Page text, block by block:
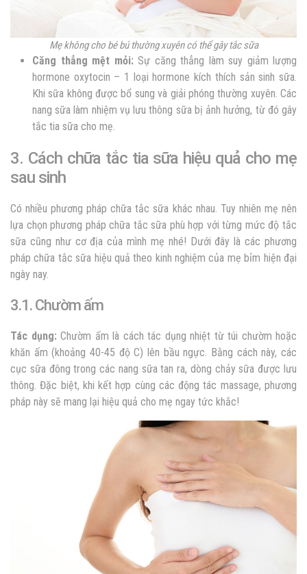
Mẹ không cho bé bú thường xuyên có thể gây tắc sữa
Căng thẳng mệt mỏi: Sự căng thẳng làm suy giảm lượng
hormone oxytocin – 1 loại hormone kích thích sản sinh sữa.
Khi sữa không được bổ sung và giải phóng thường xuyên. Các
nang sữa làm nhiệm vụ lưu thông sữa bị ảnh hưởng, từ đó gây
tắc tia sữa cho mẹ.
3. Cách chữa tắc tia sữa hiệu quả cho mẹ
sau sinh
Có nhiều phương pháp chữa tắc sữa khác nhau. Tuy nhiên mẹ nên
lựa chọn phương pháp chữa tắc sữa phù hợp với từng mức độ tắc
sữa cũng như cơ địa của mình mẹ nhé! Dưới đây là các phương
pháp chữa tắc sữa hiệu quả theo kinh nghiệm của mẹ bỉm hiện đại
ngày nay.
3.1. Chườm ấm
Tác dụng: Chườm ấm là cách tác dụng nhiệt từ túi chườm hoặc
khăn ấm (khoảng 40-45 độ C) lên bầu ngực. Bằng cách này, các
cục sữa đông trong các nang sữa tan ra, dòng chảy sữa được lưu
thông. Đặc biệt, khi kết hợp cùng các động tác massage, phương
pháp này sẽ mang lại hiệu quả cho mẹ ngay tức khắc!